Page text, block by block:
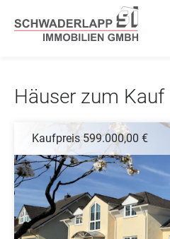
Häuser zum Kauf
Kaufpreis 599.000,00 €